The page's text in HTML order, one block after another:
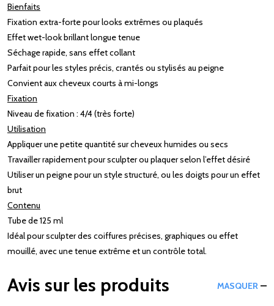
Bienfaits
Fixation extra-forte pour looks extrêmes ou plaqués
Effet wet-look brillant longue tenue
Séchage rapide, sans effet collant
Parfait pour les styles précis, crantés ou stylisés au peigne
Convient aux cheveux courts à mi-longs
Fixation
Niveau de fixation : 4/4 (très forte)
Utilisation
Appliquer une petite quantité sur cheveux humides ou secs
Travailler rapidement pour sculpter ou plaquer selon l’effet désiré
Utiliser un peigne pour un style structuré, ou les doigts pour un effet
brut
Contenu
Tube de 125 ml
Idéal pour sculpter des coiffures précises, graphiques ou effet
mouillé, avec une tenue extrême et un contrôle total.
Avis sur les produits MASQUER